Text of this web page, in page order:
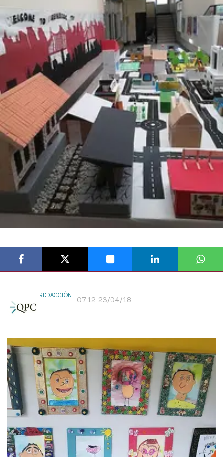
REDACCIÓN 07:12 23/04/18